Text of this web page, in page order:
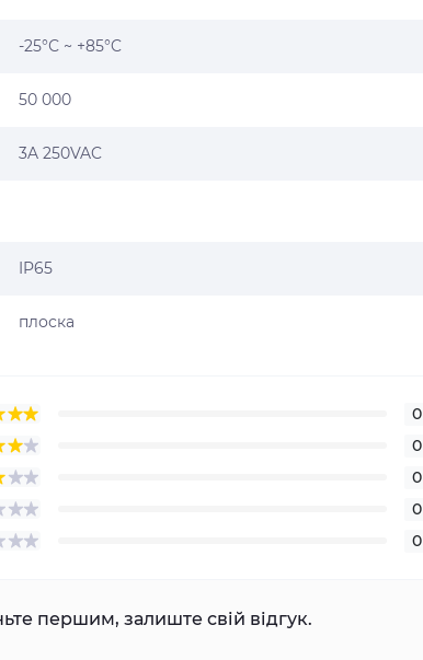
-25°С ~ +85°C
50 000
3A 250VAC
IP65
плоска
0
0
0
0
0
першим, залиште свій відгук.